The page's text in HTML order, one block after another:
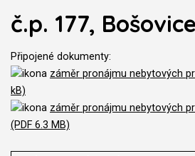
č.p. 177, Bošovice
Připojené dokumenty:
záměr pronájmu nebytových
kB)
záměr pronájmu nebytových
(PDF 6.3 MB)